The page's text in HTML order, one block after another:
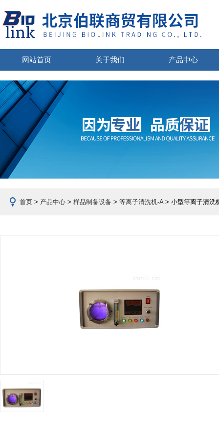
网站首页 关于我们 产品中心
首页 > 产品中心 > 样品制备设备 > 等离子清洗机-A> 小型等离子清洗